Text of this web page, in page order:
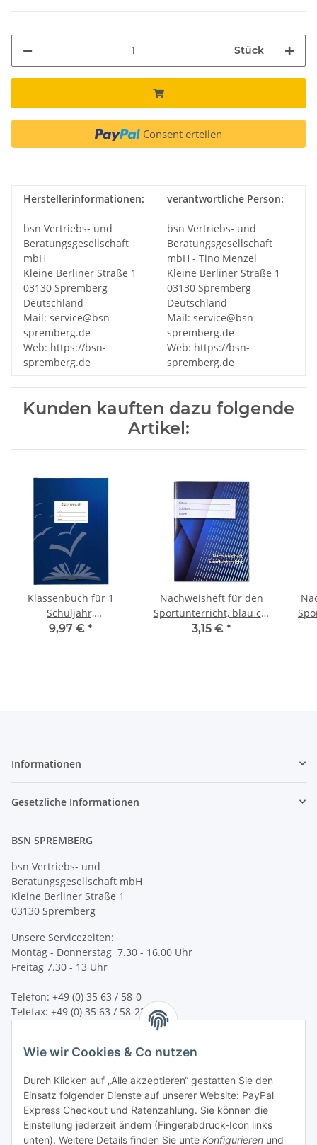
Stück
Consent erteilen
Herstellerinformationen:
bsn Vertriebs- und
Beratungsgesellschaft
mbH
Kleine Berliner Straße 1
03130 Spremberg
Deutschland
Mail: service@bsn-
spremberg.de
Web: https://bsn-
spremberg.de
verantwortliche Person:
bsn Vertriebs- und
Beratungsgesellschaft
mbH - Tino Menzel
Kleine Berliner Straße 1
03130 Spremberg
Deutschland
Mail: service@bsn-
spremberg.de
Web: https://bsn-
spremberg.de
Kunden kauften dazu folgende
Artikel:
Klassenbuch für 1
Schuljahr,
Stundenberichte von
9,97 € *
Nachweisheft für den
Sportunterricht, blau ca.
A5
3,15 € *
Informationen
Gesetzliche Informationen
BSN SPREMBERG
bsn Vertriebs- und
Beratungsgesellschaft mbH
Kleine Berliner Straße 1
03130 Spremberg
Unsere Servicezeiten:
Montag - Donnerstag 7.30 - 16.00 Uhr
Freitag 7.30 - 13 Uhr
Telefon: +49 (0) 35 63 / 58-0
Telefax: +49 (0) 35 63 / 58-231
service@bsn-spremberg.de
Wir versenden mit:
Ihre Zahlmöglichkeiten:
Wie wir Cookies & Co nutzen
Durch Klicken auf „Alle akzeptieren“ gestatten Sie den
Einsatz folgender Dienste auf unserer Website: PayPal
Express Checkout und Ratenzahlung. Sie können die
Einstellung jederzeit ändern (Fingerabdruck-Icon links
unten). Weitere Details finden Sie unte Konfigurieren und